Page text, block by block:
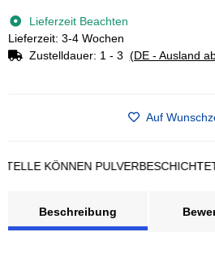
Lieferzeit Beachten
Lieferzeit: 3-4 Wochen
Zustelldauer: 1 - 3 (DE - Ausland
Auf
KÖNNEN PULVERBESCHICHTET
Beschreibung